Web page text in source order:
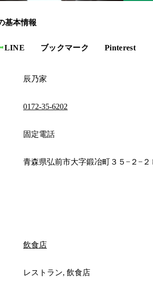
基本情報
LINE ブックマーク Pinterest
辰乃家
0172-35-6202
固定電話
青森県弘前市大字鍛冶町３５−２−２
飲食店
レストラン, 飲食店